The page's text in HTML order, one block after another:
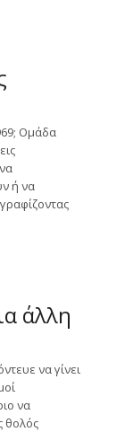
Oμάδα
ή να
άλλη
να γίνει
να
θολός